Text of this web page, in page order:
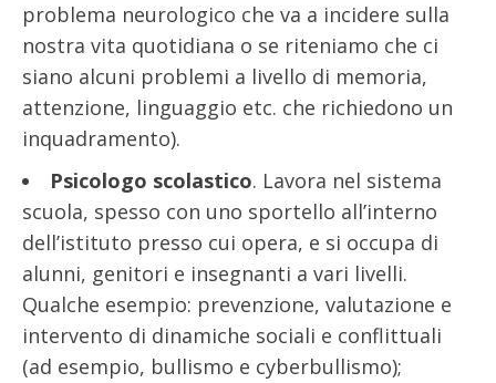
problema neurologico che va a incidere sulla
nostra vita quotidiana o se riteniamo che ci
siano alcuni problemi a livello di memoria,
attenzione, linguaggio etc. che richiedono un
inquadramento).
Psicologo scolastico. Lavora nel sistema
scuola, spesso con uno sportello all’interno
dell’istituto presso cui opera, e si occupa di
alunni, genitori e insegnanti a vari livelli.
Qualche esempio: prevenzione, valutazione e
intervento di dinamiche sociali e conflittuali
(ad esempio, bullismo e cyberbullismo);